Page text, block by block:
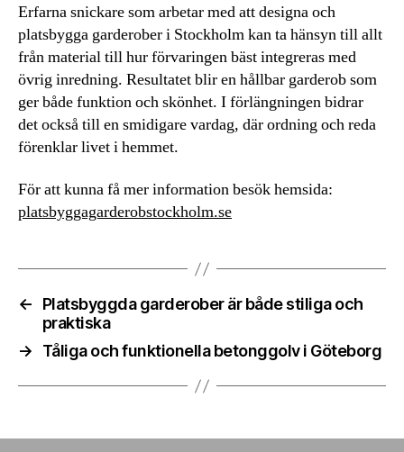
Erfarna snickare som arbetar med att designa och
platsbygga garderober i Stockholm kan ta hänsyn till allt
från material till hur förvaringen bäst integreras med
övrig inredning. Resultatet blir en hållbar garderob som
ger både funktion och skönhet. I förlängningen bidrar
det också till en smidigare vardag, där ordning och reda
förenklar livet i hemmet.
För att kunna få mer information besök hemsida:
platsbyggagarderobstockholm.se
←
Platsbyggda garderober är både stiliga och
praktiska
→
Tåliga och funktionella betonggolv i Göteborg